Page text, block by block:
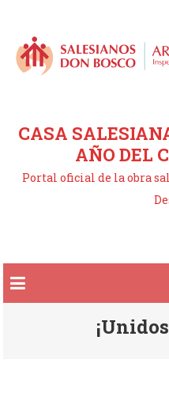
contenido
CASA
AÑO DEL
Portal oficial de la obra